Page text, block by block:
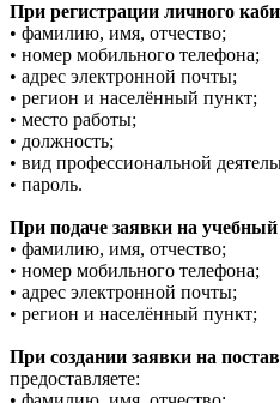
При регистрации личного
• фамилию, имя, отчество;
• номер мобильного телефона;
• адрес электронной почты;
• регион и населённый пункт;
• место работы;
• должность;
• вид профессиональной
• пароль.
При подаче заявки на
• фамилию, имя, отчество;
• номер мобильного телефона;
• адрес электронной почты;
• регион и населённый пункт;
При создании заявки на
предоставляете: